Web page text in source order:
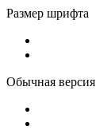
Размер шрифта
Обычная версия